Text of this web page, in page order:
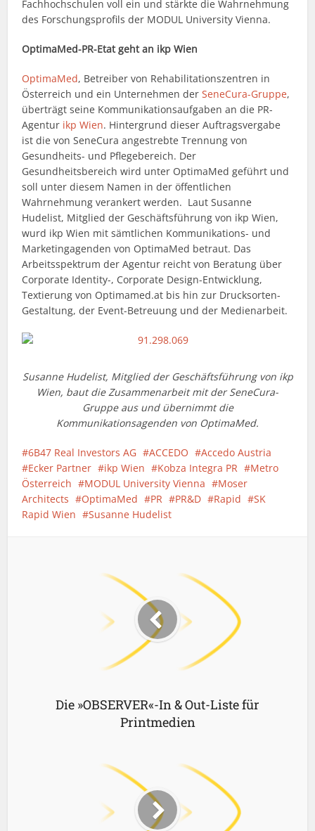
Fachhochschulen voll ein und stärkte die Wahrnehmung
des Forschungsprofils der MODUL University Vienna.
OptimaMed-PR-Etat geht an ikp Wien
OptimaMed, Betreiber von Rehabilitationszentren in
Österreich und ein Unternehmen derSeneCura-Gruppe,
überträgt seine Kommunikationsaufgaben an die PR-
Agentur ikp Wien. Hintergrund dieser Auftragsvergabe
ist die von SeneCura angestrebte Trennung von
Gesundheits- und Pflegebereich. Der
Gesundheitsbereich wird unter OptimaMed geführt und
soll unter diesem Namen in der öffentlichen
Wahrnehmung verankert werden. Laut Susanne
Hudelist, Mitglied der Geschäftsführung von ikp Wien,
wurd ikp Wien mit sämtlichen Kommunikations- und
Marketingagenden von OptimaMed betraut. Das
Arbeitsspektrum der Agentur reicht von Beratung über
Corporate Identity-, Corporate Design-Entwicklung,
Textierung von Optimamed.at bis hin zur Drucksorten-
Gestaltung, der Event-Betreuung und der Medienarbeit.
Susanne Hudelist, Mitglied der Geschäftsführung von ikp
Wien, baut die Zusammenarbeit mit der SeneCura-
Gruppe aus und übernimmt die
Kommunikationsagenden von OptimaMed.
6B47 Real Investors AG ACCEDO
Accedo Austria
Ecker Partner
ikp Wien Kobza Integra PR
Metro
Österreich
MODUL University Vienna
Moser
Architects
OptimaMed PR PR&D Rapid
SK
Rapid Wien
Susanne Hudelist
Die »OBSERVER«-In & Out-Liste für
Printmedien